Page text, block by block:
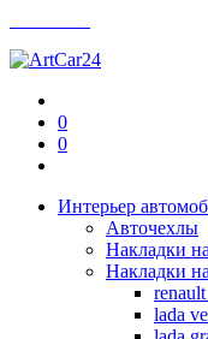
0
0
Интерьер
Авточехлы
Накладки
Накладки
lada